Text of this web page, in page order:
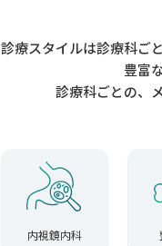
診療スタイルは診療科ご
豊富
診療科ごとの、
内視鏡内科